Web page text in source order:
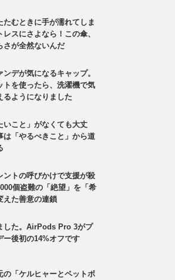
たむときに手が濡れてしま
レスにさよなら！この傘、
さが全然ないんだ
ンデが気になるキャップ。
トを使ったら、洗濯機で気
るようになりました
いこと」がなくても大丈
は「やるべきこと」から道
ントの呼びかけで支援が殺
個盗難の「絶望」を「希
えた善意の連鎖
した。AirPods Pro 3がプ
ー後初の14%オフです
の「ケルヒャーとペットボ